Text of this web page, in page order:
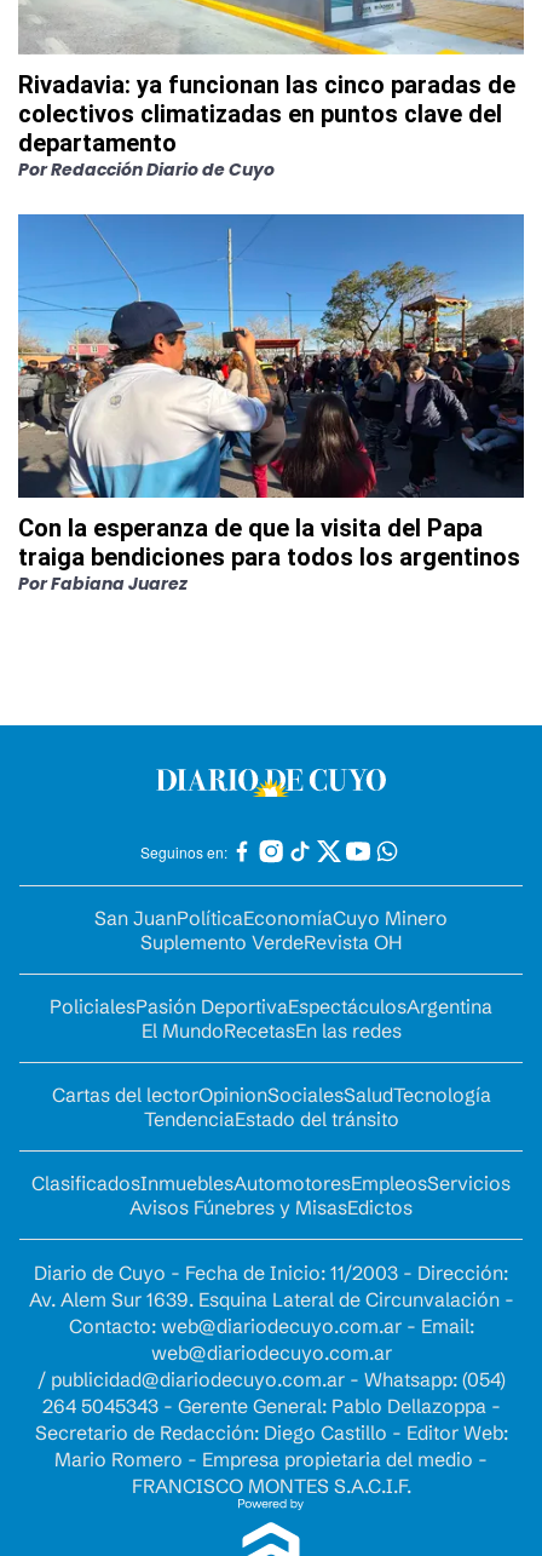
Rivadavia: ya funcionan las cinco paradas de
colectivos climatizadas en puntos clave del
departamento
PorRedacción Diario de Cuyo
Con la esperanza de que la visita del Papa
traiga bendiciones para todos los argentinos
PorFabiana Juarez
Seguinos en:
San JuanPolíticaEconomíaCuyo Minero
Suplemento VerdeRevista OH
PolicialesPasión DeportivaEspectáculosArgentina
El MundoRecetasEn las redes
Cartas del lectorOpinionSocialesSaludTecnología
TendenciaEstado del tránsito
ClasificadosInmueblesAutomotoresEmpleosServicios
Avisos Fúnebres y MisasEdictos
Diario de Cuyo - Fecha de Inicio: 11/2003 - Dirección:
Av. Alem Sur 1639. Esquina Lateral de Circunvalación -
Contacto: web@diariodecuyo.com.ar- Email:
web@diariodecuyo.com.ar
/ publicidad@diariodecuyo.com.ar- Whatsapp: (054)
264 5045343 - Gerente General: Pablo Dellazoppa -
Secretario de Redacción: Diego Castillo - Editor Web:
Mario Romero - Empresa propietaria del medio -
FRANCISCO MONTES S.A.C.I.F.